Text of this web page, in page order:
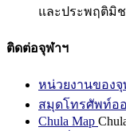
และประพฤติมิ
ติดต่อจุฬาฯ
หน่วยงานของจุ
สมุดโทรศัพท์อ
Chula Map